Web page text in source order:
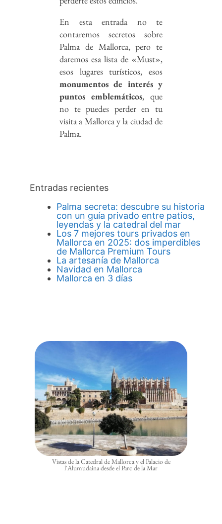
En esta entrada no te
contaremos secretos sobre
Palma de Mallorca, pero te
daremos esa lista de «Must»,
esos lugares turísticos, esos
monumentos de interés y
puntos emblemáticos, que
no te puedes perder en tu
visita a Mallorca y la ciudad de
Palma.
Entradas recientes
Palma secreta: descubre su historia
con un guía privado entre patios,
leyendas y la catedral del mar
Los 7 mejores tours privados en
Mallorca en 2025: dos imperdibles
de Mallorca Premium Tours
La artesanía de Mallorca
Navidad en Mallorca
Mallorca en 3 días
Vistas de la Catedral de Mallorca y el Palacio de
l'Alumudaina desde el Parc de la Mar